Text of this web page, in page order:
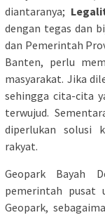
diantaranya;
dengan tegas dan
dan Pemerintah
Banten, perlu
masyarakat. Jika
sehingga cita-cita
terwujud.
diperlukan solusi
rakyat.
Geopark Bayah
pemerintah pusat
Geopark,